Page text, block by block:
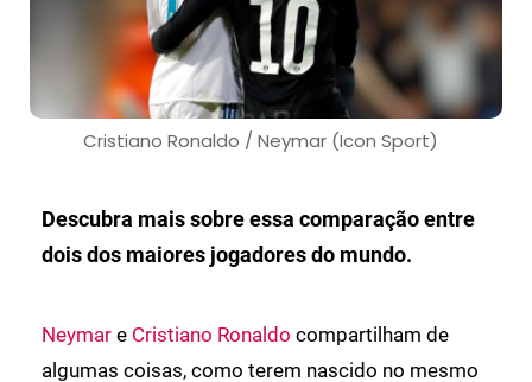
Cristiano Ronaldo / Neymar (Icon Sport)
Descubra mais sobre essa comparação entre
dois dos maiores jogadores do mundo.
Neymar e Cristiano Ronaldo compartilham de
algumas coisas, como terem nascido no mesmo